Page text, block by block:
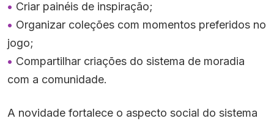
Criar painéis de inspiração;
Organizar coleções com momentos preferidos no
jogo;
Compartilhar criações do sistema de moradia
com a comunidade.
A novidade fortalece o aspecto social do sistema